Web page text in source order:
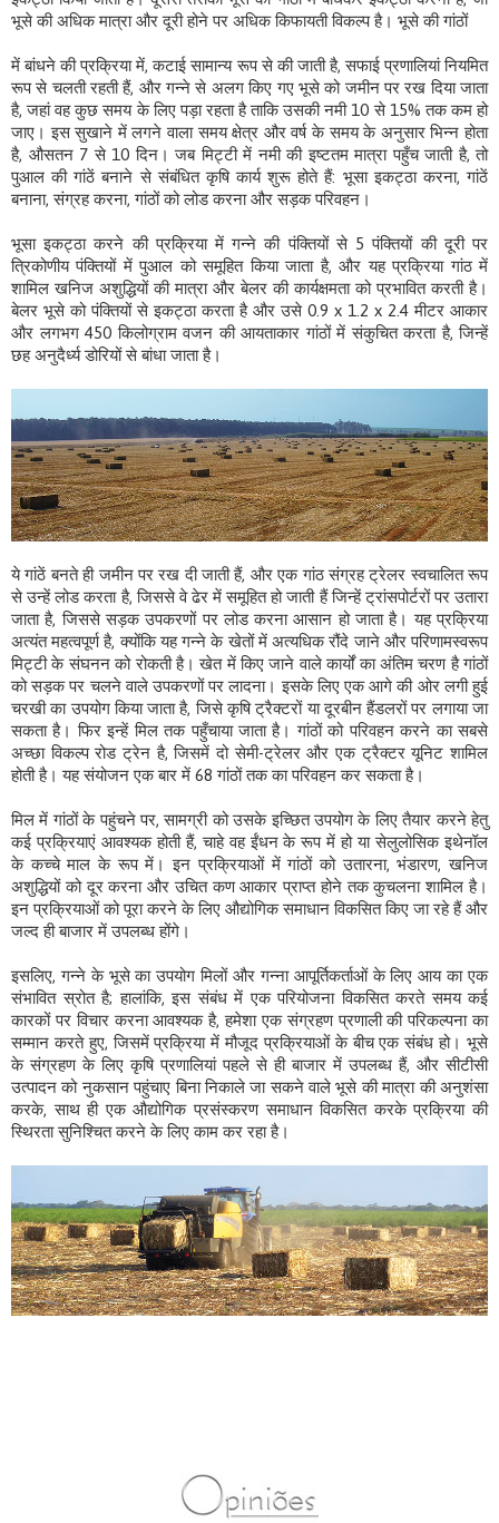
भूसे की अधिक मात्रा और दूरी होने पर अधिक किफायती विकल्प है। भूसे की गांठों
में बांधने की प्रक्रिया में, कटाई सामान्य रूप से की जाती है, सफाई प्रणालियां नियमित
रूप से चलती रहती हैं, और गन्ने से अलग किए गए भूसे को जमीन पर रख दिया जाता
है, जहां वह कुछ समय के लिए पड़ा रहता है ताकि उसकी नमी 10 से 15% तक कम हो
जाए। इस सुखाने में लगने वाला समय क्षेत्र और वर्ष के समय के अनुसार भिन्न होता
है, औसतन 7 से 10 दिन। जब मिट्टी में नमी की इष्टतम मात्रा पहुँच जाती है, तो
पुआल की गांठें बनाने से संबंधित कृषि कार्य शुरू होते हैं: भूसा इकट्ठा करना, गांठें
बनाना, संग्रह करना, गांठों को लोड करना और सड़क परिवहन।
भूसा इकट्ठा करने की प्रक्रिया में गन्ने की पंक्तियों से 5 पंक्तियों की दूरी पर
त्रिकोणीय पंक्तियों में पुआल को समूहित किया जाता है, और यह प्रक्रिया गांठ में
शामिल खनिज अशुद्धियों की मात्रा और बेलर की कार्यक्षमता को प्रभावित करती है।
बेलर भूसे को पंक्तियों से इकट्ठा करता है और उसे 0.9 x 1.2 x 2.4 मीटर आकार
और लगभग 450 किलोग्राम वजन की आयताकार गांठों में संकुचित करता है, जिन्हें
छह अनुदैर्ध्य डोरियों से बांधा जाता है।
ये गांठें बनते ही जमीन पर रख दी जाती हैं, और एक गांठ संग्रह ट्रेलर स्वचालित रूप
से उन्हें लोड करता है, जिससे वे ढेर में समूहित हो जाती हैं जिन्हें ट्रांसपोर्टरों पर उतारा
जाता है, जिससे सड़क उपकरणों पर लोड करना आसान हो जाता है। यह प्रक्रिया
अत्यंत महत्वपूर्ण है, क्योंकि यह गन्ने के खेतों में अत्यधिक रौंदे जाने और परिणामस्वरूप
मिट्टी के संघनन को रोकती है। खेत में किए जाने वाले कार्यों का अंतिम चरण है गांठों
को सड़क पर चलने वाले उपकरणों पर लादना। इसके लिए एक आगे की ओर लगी हुई
चरखी का उपयोग किया जाता है, जिसे कृषि ट्रैक्टरों या दूरबीन हैंडलरों पर लगाया जा
सकता है। फिर इन्हें मिल तक पहुँचाया जाता है। गांठों को परिवहन करने का सबसे
अच्छा विकल्प रोड ट्रेन है, जिसमें दो सेमी-ट्रेलर और एक ट्रैक्टर यूनिट शामिल
होती है। यह संयोजन एक बार में 68 गांठों तक का परिवहन कर सकता है।
मिल में गांठों के पहुंचने पर, सामग्री को उसके इच्छित उपयोग के लिए तैयार करने हेतु
कई प्रक्रियाएं आवश्यक होती हैं, चाहे वह ईंधन के रूप में हो या सेलुलोसिक इथेनॉल
के कच्चे माल के रूप में। इन प्रक्रियाओं में गांठों को उतारना, भंडारण, खनिज
अशुद्धियों को दूर करना और उचित कण आकार प्राप्त होने तक कुचलना शामिल है।
इन प्रक्रियाओं को पूरा करने के लिए औद्योगिक समाधान विकसित किए जा रहे हैं और
जल्द ही बाजार में उपलब्ध होंगे।
इसलिए, गन्ने के भूसे का उपयोग मिलों और गन्ना आपूर्तिकर्ताओं के लिए आय का एक
संभावित स्रोत है; हालांकि, इस संबंध में एक परियोजना विकसित करते समय कई
कारकों पर विचार करना आवश्यक है, हमेशा एक संग्रहण प्रणाली की परिकल्पना का
सम्मान करते हुए, जिसमें प्रक्रिया में मौजूद प्रक्रियाओं के बीच एक संबंध हो। भूसे
के संग्रहण के लिए कृषि प्रणालियां पहले से ही बाजार में उपलब्ध हैं, और सीटीसी
उत्पादन को नुकसान पहुंचाए बिना निकाले जा सकने वाले भूसे की मात्रा की अनुशंसा
करके, साथ ही एक औद्योगिक प्रसंस्करण समाधान विकसित करके प्रक्रिया की
स्थिरता सुनिश्चित करने के लिए काम कर रहा है।